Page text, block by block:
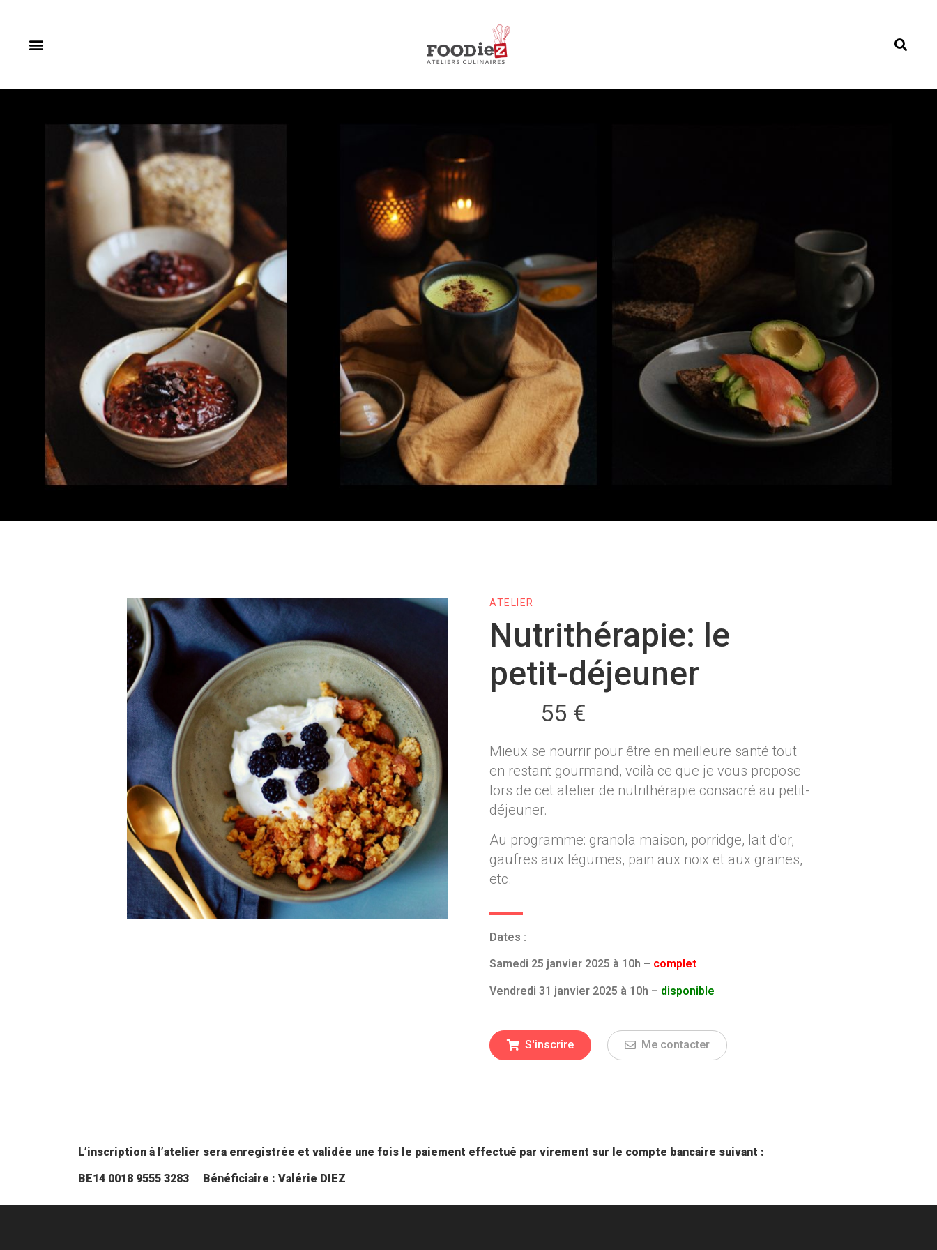
ATELIER
Nutrithérapie: le
petit-déjeuner
55 €
Mieux se nourrir pour être en meilleure santé tout
en restant gourmand, voilà ce que je vous propose
lors de cet atelier de nutrithérapie consacré au petit-
déjeuner.
Au programme: granola maison, porridge, lait d’or,
gaufres aux légumes, pain aux noix et aux graines,
etc.
Dates :
Samedi 25 janvier 2025 à 10h – complet
Vendredi 31 janvier 2025 à 10h – disponible
S'inscrire Me contacter
L’inscription à l’atelier sera enregistrée et validée une fois le paiement effectué par virement sur le compte bancaire suivant :
BE14 0018 9555 3283 Bénéficiaire : Valérie DIEZ